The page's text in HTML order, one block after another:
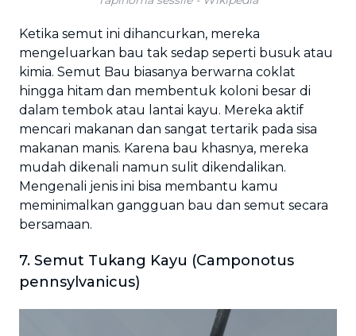
Ketika semut ini dihancurkan, mereka
mengeluarkan bau tak sedap seperti busuk atau
kimia. Semut Bau biasanya berwarna coklat
hingga hitam dan membentuk koloni besar di
dalam tembok atau lantai kayu. Mereka aktif
mencari makanan dan sangat tertarik pada sisa
makanan manis. Karena bau khasnya, mereka
mudah dikenali namun sulit dikendalikan.
Mengenali jenis ini bisa membantu kamu
meminimalkan gangguan bau dan semut secara
bersamaan.
7. Semut Tukang Kayu (Camponotus
pennsylvanicus)